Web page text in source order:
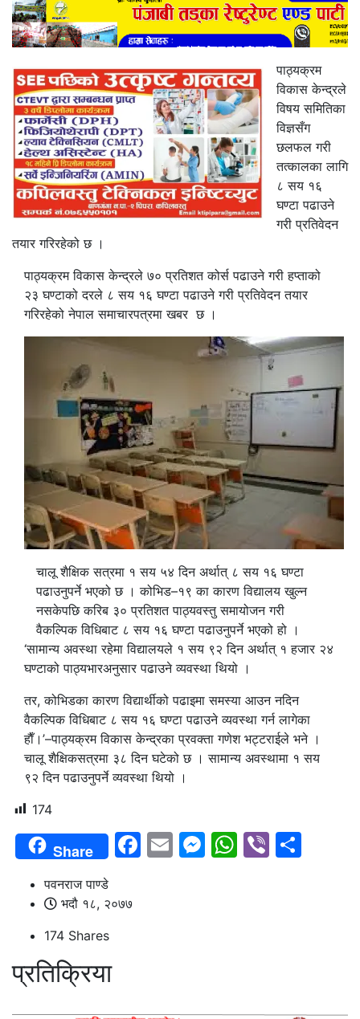
पाठ्यक्रम
विकास केन्द्रले
विषय समितिका
विज्ञसँग
छलफल गरी
तत्कालका लागि
८ सय १६
घण्टा पढाउने
गरी प्रतिवेदन
तयार गरिरहेको छ ।
पाठ्यक्रम विकास केन्द्रले ७० प्रतिशत कोर्स पढाउने गरी हप्ताको
२३ घण्टाको दरले ८ सय १६ घण्टा पढाउने गरी प्रतिवेदन तयार
गरिरहेको नेपाल समाचारपत्रमा खबर छ ।
चालू शैक्षिक सत्रमा १ सय ५४ दिन अर्थात् ८ सय १६ घण्टा
पढाउनुपर्ने भएको छ । कोभिड–१९ का कारण विद्यालय खुल्न
नसकेपछि करिब ३० प्रतिशत पाठ्यवस्तु समायोजन गरी
वैकल्पिक विधिबाट ८ सय १६ घण्टा पढाउनुपर्ने भएको हो ।
‘सामान्य अवस्था रहेमा विद्यालयले १ सय ९२ दिन अर्थात् १ हजार २४
घण्टाको पाठ्यभारअनुसार पढाउने व्यवस्था थियो ।
तर, कोभिडका कारण विद्यार्थीको पढाइमा समस्या आउन नदिन
वैकल्पिक विधिबाट ८ सय १६ घण्टा पढाउने व्यवस्था गर्न लागेका
हाैँ।’–पाठ्यक्रम विकास केन्द्रका प्रवक्ता गणेश भट्टराईले भने ।
चालू शैक्षिकसत्रमा ३८ दिन घटेको छ । सामान्य अवस्थामा १ सय
९२ दिन पढाउनुपर्ने व्यवस्था थियो ।
174
Share Facebook
EmailMessenger
Viber
पवनराज पाण्डे
भदौ १८, २०७७
174 Shares
प्रतिक्रिया